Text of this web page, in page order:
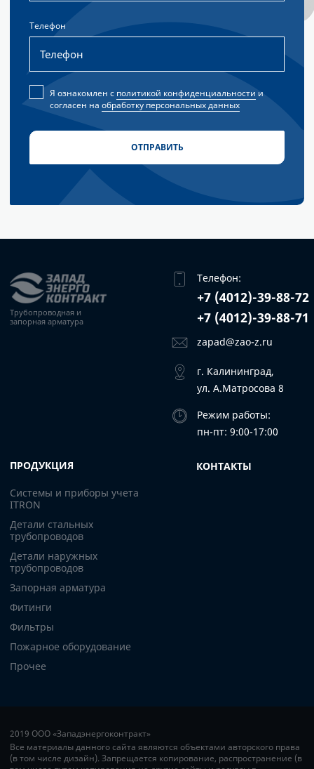
Телефон
Согласие на обработку персональных данных с политикой
Я ознакомлен с политикой конфиденциальностии
согласен на обработку персональных данных
Трубопроводная и
запорная арматура
ПРОДУКЦИЯ
Системы и приборы учета
ITRON
Детали стальных
трубопроводов
Детали наружных
трубопроводов
Запорная арматура
Фитинги
Фильтры
Пожарное оборудование
Прочее
КОНТАКТЫ
Телефон:
+7 (4012)-39-88-72
+7 (4012)-39-88-71
zapad@zao-z.ru
г. Калининград,
ул. А.Матросова 8
Режим работы:
пн-пт: 9:00-17:00
2019 ООО «Западэнергоконтракт»
Все материалы данного сайта являются объектами авторского права
(в том числе дизайн). Запрещается копирование, распространение (в